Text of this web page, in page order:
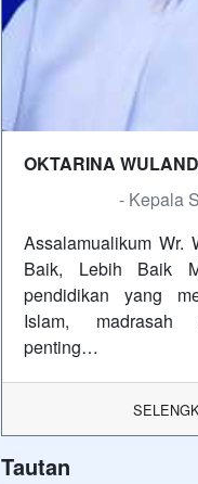
OKTARINA
- Kepala
Assalamualikum Wr.
Baik, Lebih Baik
pendidikan yang
Islam, madrasah
penting…
Tautan